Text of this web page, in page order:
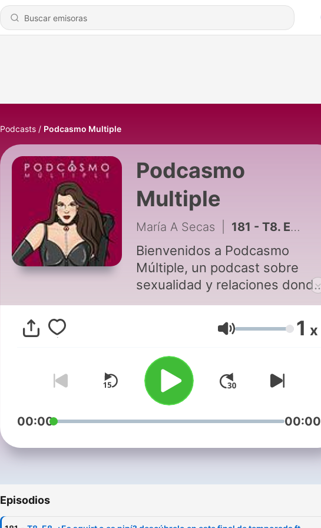
Podcasts Podcasmo Multiple
Podcasmo
Multiple
María A Secas 181 - T8. E8. ¿Es squirt o es pipí? descúbrelo en este final de temporada ft Diablurs, Fur y Nancy
Bienvenidos a Podcasmo
Múltiple, un podcast sobre
sexualidad y relaciones donde
el placer está en cada
conversación. Soy María a
Secas (@soymariaasecas), tu
anfitriona curiosa, directa y sin
pelos en la lengua, lista para
explorar todo lo que siempre
quisiste saber (y lo que no
sabías que querías saber)
solo ganas de aprender,
episodio me acompaña un
desmenuzamos temas tabú,
Volumen 1 x
00:00 00:00
Episodios